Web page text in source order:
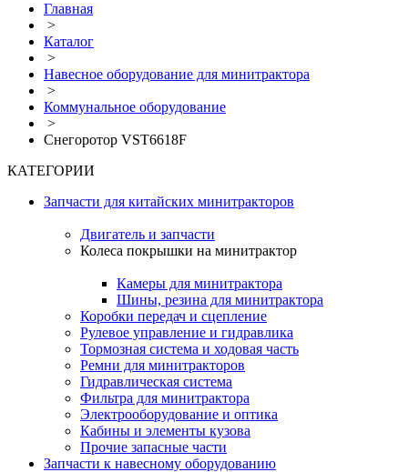
Главная
>
Каталог
>
Навесное оборудование для минитрактора
>
Коммунальное оборудование
>
Снегоротор VST6618F
КАТЕГОРИИ
Запчасти для китайских минитракторов
Двигатель и запчасти
Колеса покрышки на минитрактор
Камеры для минитрактора
Шины, резина для минитрактора
Коробки передач и сцепление
Рулевое управление и гидравлика
Тормозная система и ходовая часть
Ремни для минитракторов
Гидравлическая система
Фильтра для минитрактора
Электрооборудование и оптика
Кабины и элементы кузова
Прочие запасные части
Запчасти к навесному оборудованию